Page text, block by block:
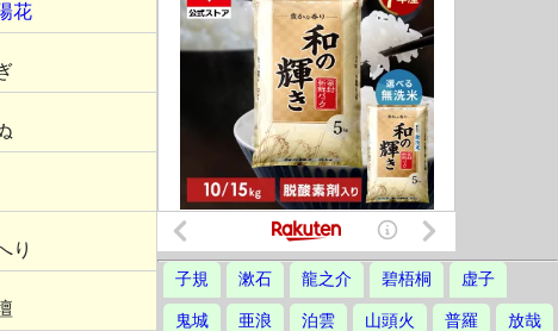
花
り
子規 漱石 龍之介 碧梧桐 虚子
鬼城 亜浪 泊雲 山頭火 普羅 放哉